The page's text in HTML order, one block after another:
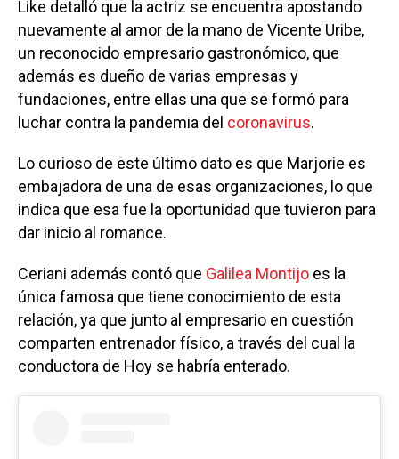
Like detalló que la actriz se encuentra apostando
nuevamente al amor de la mano de Vicente Uribe,
un reconocido empresario gastronómico, que
además es dueño de varias empresas y
fundaciones, entre ellas una que se formó para
luchar contra la pandemia del coronavirus.
Lo curioso de este último dato es que Marjorie es
embajadora de una de esas organizaciones, lo que
indica que esa fue la oportunidad que tuvieron para
dar inicio al romance.
Ceriani además contó que Galilea Montijo es la
única famosa que tiene conocimiento de esta
relación, ya que junto al empresario en cuestión
comparten entrenador físico, a través del cual la
conductora de Hoy se habría enterado.